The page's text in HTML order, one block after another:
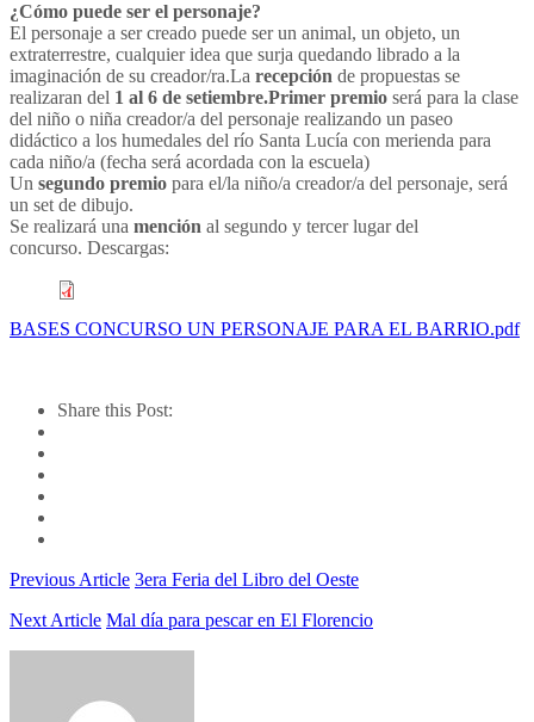
¿Cómo puede ser el personaje?
El personaje a ser creado puede ser un animal, un objeto, un
extraterrestre, cualquier idea que surja quedando librado a la
imaginación de su creador/ra.La recepción de propuestas se
realizaran del 1 al 6 de setiembre.Primer premio será para la clase
del niño o niña creador/a del personaje realizando un paseo
didáctico a los humedales del río Santa Lucía con merienda para
cada niño/a (fecha será acordada con la escuela)
Un segundo premio para el/la niño/a creador/a del personaje, será
un set de dibujo.
Se realizará una mención al segundo y tercer lugar del
concurso. Descargas:
BASES CONCURSO UN PERSONAJE PARA EL BARRIO.pdf
Share this Post:
Previous Article 3era Feria del Libro del Oeste
Next Article Mal día para pescar en El Florencio